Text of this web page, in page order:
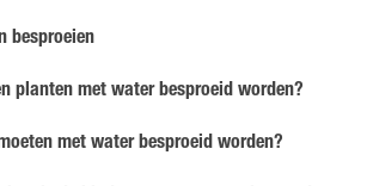
besproeien
planten met water besproeid worden?
met water besproeid worden?